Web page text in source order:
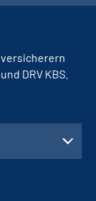
DRV KBS.